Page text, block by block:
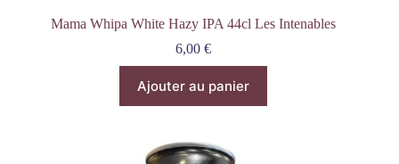
Mama Whipa White Hazy IPA 44cl Les Intenables
6,00€
Ajouter au panier